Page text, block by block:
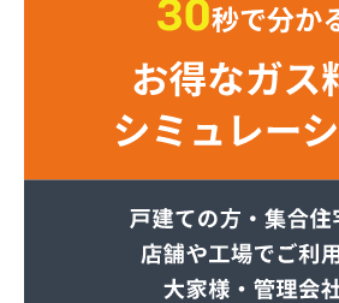
株式会社Misumi
株式会社アイティーエス
株式会社アイティーエス 南支店
株式会社イデックスガス 熊本中